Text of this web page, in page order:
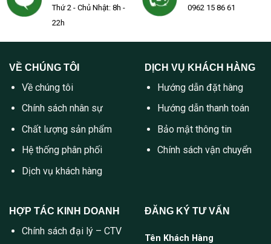
Thứ 2 - Chủ Nhật: 8h -
22h
0962 15 86 61
VỀ CHÚNG TÔI
Về chúng tôi
Chính sách nhân sự
Chất lượng sản phẩm
Hệ thống phân phối
Dịch vụ khách hàng
DỊCH VỤ KHÁCH HÀNG
Hướng dẫn đặt hàng
Hướng dẫn thanh toán
Bảo mật thông tin
Chính sách vận chuyển
HỢP TÁC KINH DOANH
Chính sách đại lý – CTV
ĐĂNG KÝ TƯ VẤN
Tên Khách Hàng